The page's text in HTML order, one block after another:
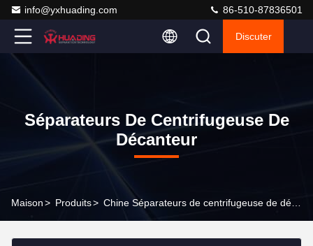
info@yxhuading.com 86-510-87836501
Discuter
Séparateurs De Centrifugeuse De
Décanteur
Maison> Produits>